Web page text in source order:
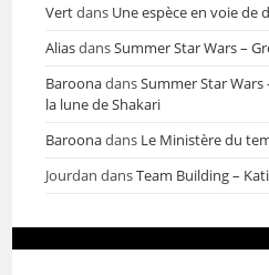
Vertdans Une espèce en voie de
AliasdansSummer Star Wars –
BaroonadansSummer Star Wars
la lune de Shakari
Baroonadans Le Ministère du
Jourdan dansTeam Building –